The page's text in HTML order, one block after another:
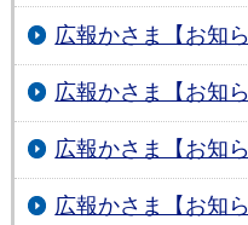
広報かさま【お知
広報かさま【お知
広報かさま【お知
広報かさま【お知